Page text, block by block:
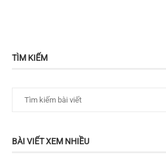
TÌM KIẾM
BÀI VIẾT XEM NHIỀU